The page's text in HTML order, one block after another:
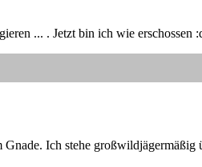
... . Jetzt bin ich wie
Ich stehe